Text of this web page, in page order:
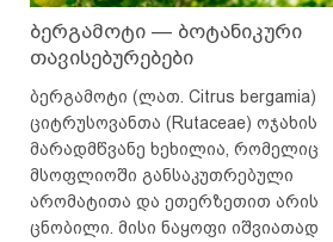
ბერგამოტი — ბოტანიკური
თავისებურებები
ბერგამოტი (ლათ. Citrus bergamia)
ციტრუსოვანთა (Rutaceae) ოჯახის
მარადმწვანე ხეხილია, რომელიც
მსოფლიოში განსაკუთრებული
არომატითა და ეთერზეთით არის
ცნობილი. მისი ნაყოფი იშვიათად